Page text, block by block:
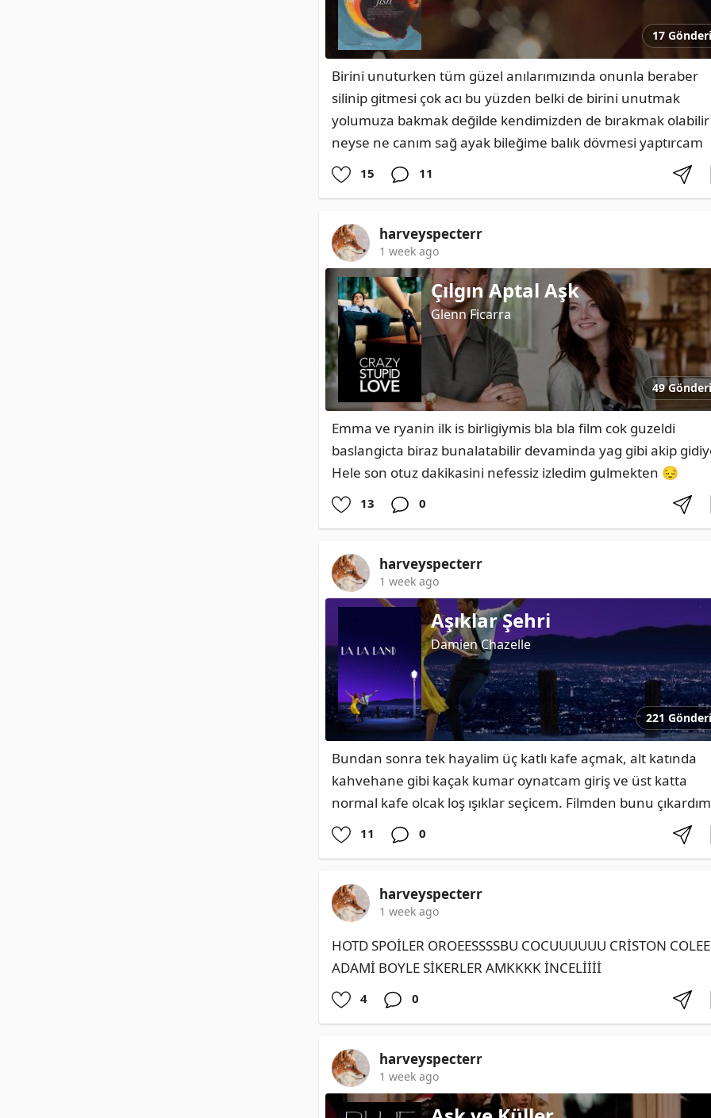
17 Gönderi
Birini unuturken tüm güzel anılarımızında onunla beraber
silinip gitmesi çok acı bu yüzden belki de birini unutmak
yolumuza bakmak değilde kendimizden de bırakmak olabilir
neyse ne canım sağ ayak bileğime balık dövmesi yaptırcam
15 11
harveyspecterr
1 week ago
Çılgın Aptal Aşk
Glenn Ficarra
49 Gönderi
Emma ve ryanin ilk is birligiymis bla bla film cok guzeldi
baslangicta biraz bunalatabilir devaminda yag gibi akip
Hele son otuz dakikasini nefessiz izledim gulmekten 😔
13 0
harveyspecterr
1 week ago
Aşıklar Şehri
Damien Chazelle
221 Gönderi
Bundan sonra tek hayalim üç katlı kafe açmak, alt katında
kahvehane gibi kaçak kumar oynatcam giriş ve üst katta
normal kafe olcak loş ışıklar seçicem. Filmden bunu çıkardım
11 0
harveyspecterr
1 week ago
HOTD SPOİLER OROEESSSSBU COCUUUUUU CRİSTON
ADAMİ BOYLE SİKERLER AMKKKK İNCELİİİİ
4 0
harveyspecterr
1 week ago